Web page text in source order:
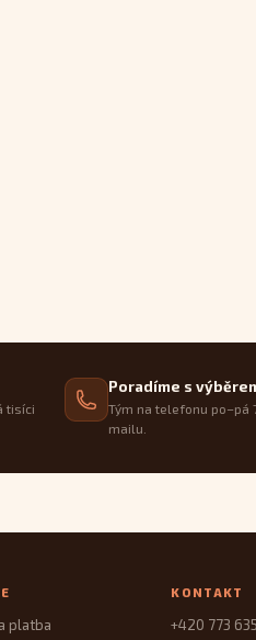
tisíci
Poradíme s
Tým na telefonu po–pá
mailu.
platba
KONTAKT
+420 773